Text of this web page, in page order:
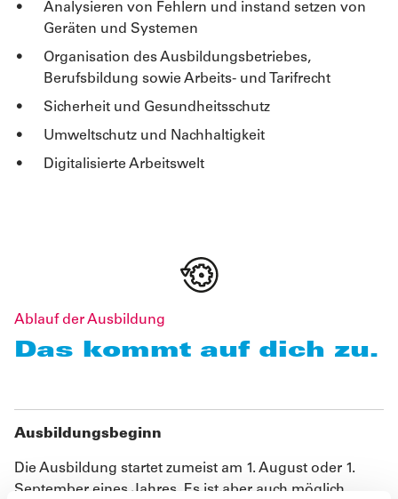
Analysieren von Fehlern und instand setzen von
Geräten und Systemen
Organisation des Ausbildungsbetriebes,
Berufsbildung sowie Arbeits- und Tarifrecht
Sicherheit und Gesundheitsschutz
Umweltschutz und Nachhaltigkeit
Digitalisierte Arbeitswelt
Ablauf der Ausbildung
Das kommt auf dich zu.
Ausbildungsbeginn
Die Ausbildung startet zumeist am 1. August oder 1.
September eines Jahres. Es ist aber auch möglich,